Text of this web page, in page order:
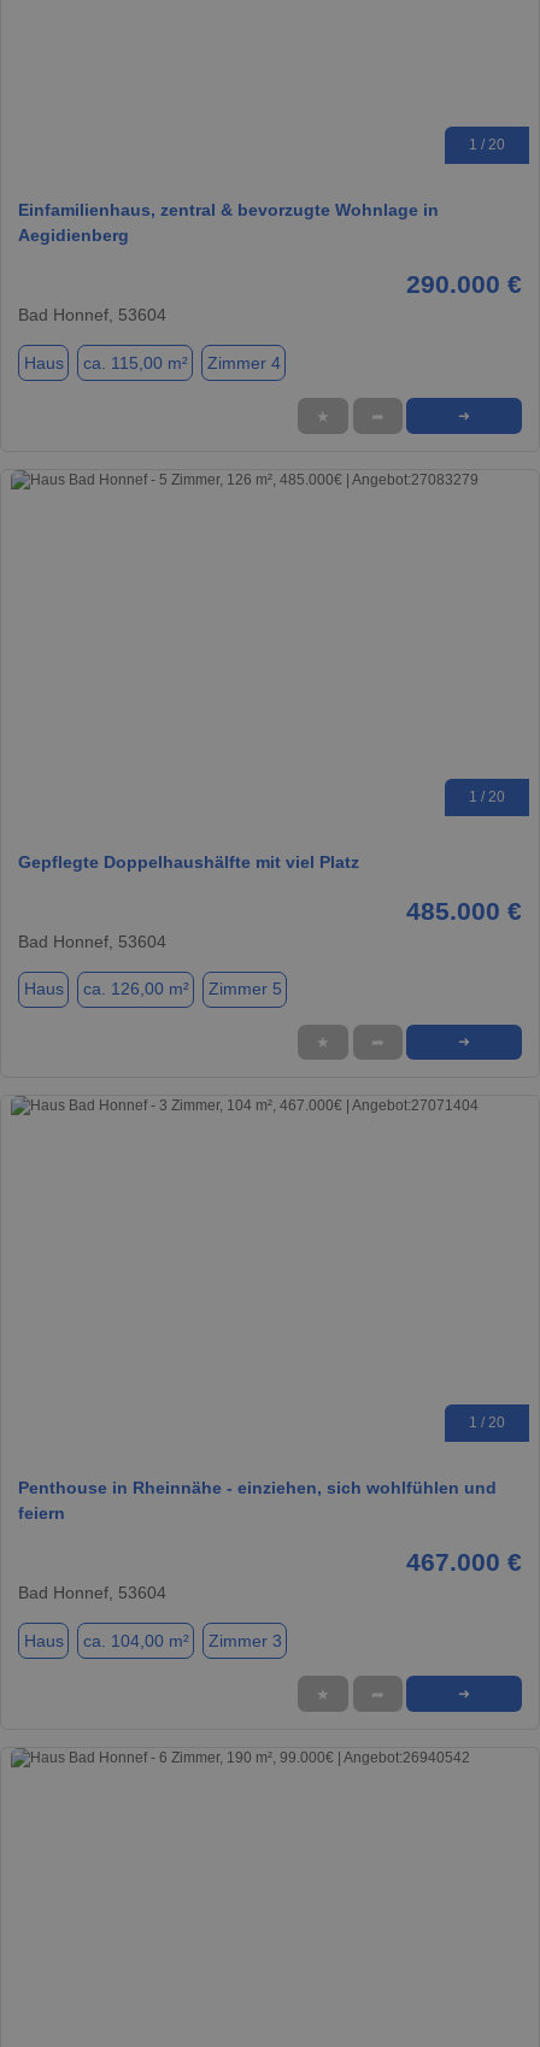
1 / 20
Einfamilienhaus, zentral & bevorzugte Wohnlage in
Aegidienberg
290.000 €
Bad Honnef, 53604
Haus ca. 115,00 m² Zimmer 4
★ ➦ ➜
1 / 20
Gepflegte Doppelhaushälfte mit viel Platz
485.000 €
Bad Honnef, 53604
Haus ca. 126,00 m² Zimmer 5
★ ➦ ➜
1 / 20
Penthouse in Rheinnähe - einziehen, sich wohlfühlen und
feiern
467.000 €
Bad Honnef, 53604
Haus ca. 104,00 m² Zimmer 3
★ ➦ ➜